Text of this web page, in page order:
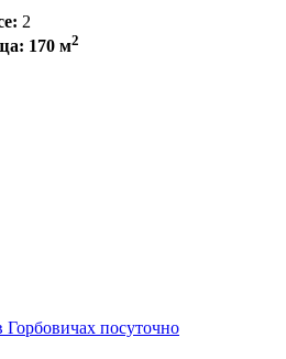
2
170 м2
посуточно